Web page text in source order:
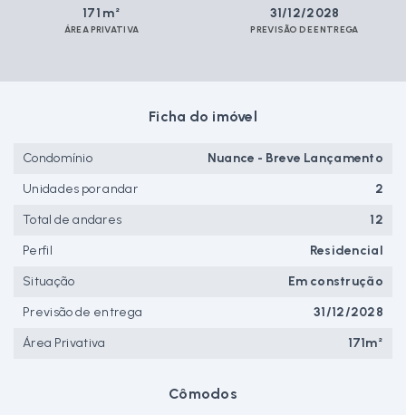
171 m²
ÁREA PRIVATIVA
31/12/2028
PREVISÃO DE ENTREGA
Cômodos
Ficha do imóvel
Condomínio
Nuance - Breve Lançamento
Unidades por andar
2
Total de andares
12
Perfil
Residencial
Situação
Em construção
Previsão de entrega
31/12/2028
Área Privativa
171m²